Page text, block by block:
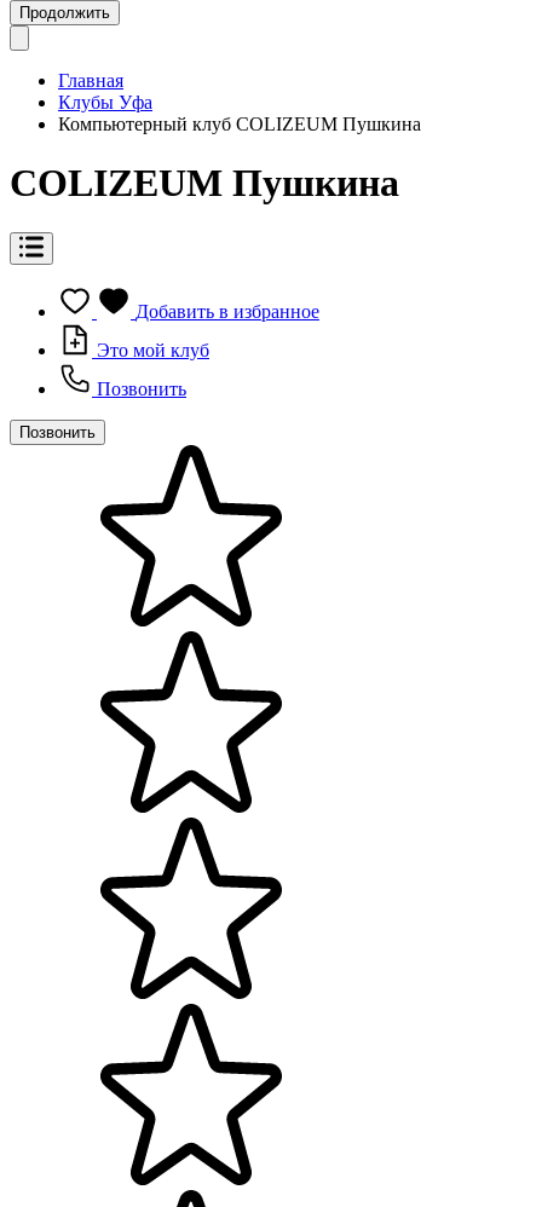
Продолжить
Главная
Клубы Уфа
Компьютерный клуб COLIZEUM Пушкина
COLIZEUM Пушкина
Добавить в избранное
Это мой клуб
Позвонить
Позвонить